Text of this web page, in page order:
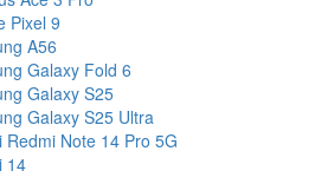
Pixel 9
A56
Galaxy Fold 6
Galaxy S25
Galaxy S25 Ultra
Redmi Note 14 Pro 5G
14